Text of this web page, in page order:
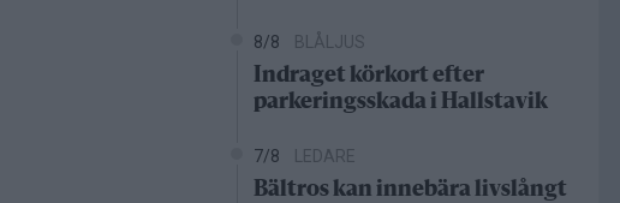
8/8 BLÅLJUS
Indraget körkort efter
parkeringsskada i Hallstavik
7/8 LEDARE
Bältros kan innebära livslångt